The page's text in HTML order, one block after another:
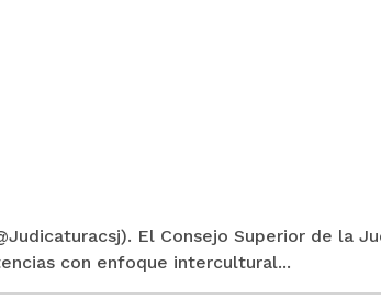
El Consejo Superior de la
con enfoque intercultural...